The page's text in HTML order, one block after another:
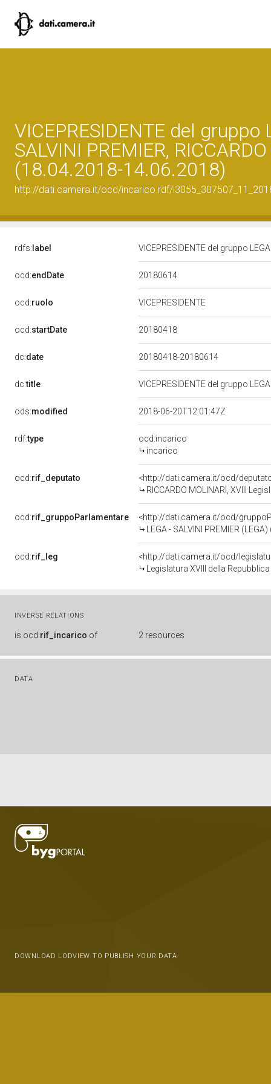
VICEPRESIDENTE del gruppo
SALVINI PREMIER,
(18.04.2018-14.06.2018)
http://dati.camera.it/ocd/incarico.rdf/
rdfs: label VICEPRESIDENTE del gruppo
ocd:endDate 20180614
ocd:ruolo VICEPRESIDENTE
ocd:startDate 20180418
dc:date 20180418-20180614
dc:title VICEPRESIDENTE del gruppo
ods:modified 2018-06-20T12:01:47Z
rdf:type
ocd:incarico
incarico
ocd:rif_deputato
<http://dati.camera.it/ocd/
RICCARDO MOLINARI, XVIII
ocd:rif_gruppoParlamentare
<http://dati.camera.it/ocd/
LEGA - SALVINI PREMIER
ocd:rif_leg
<http://dati.camera.it/ocd/
Legislatura XVIII della
INVERSE RELATIONS
is ocd:rif_incarico of 2 resources
DATA
DOWNLOAD LODVIEW TO PUBLISH YOUR DATA